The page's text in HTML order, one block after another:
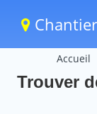
Accueil
Trouver